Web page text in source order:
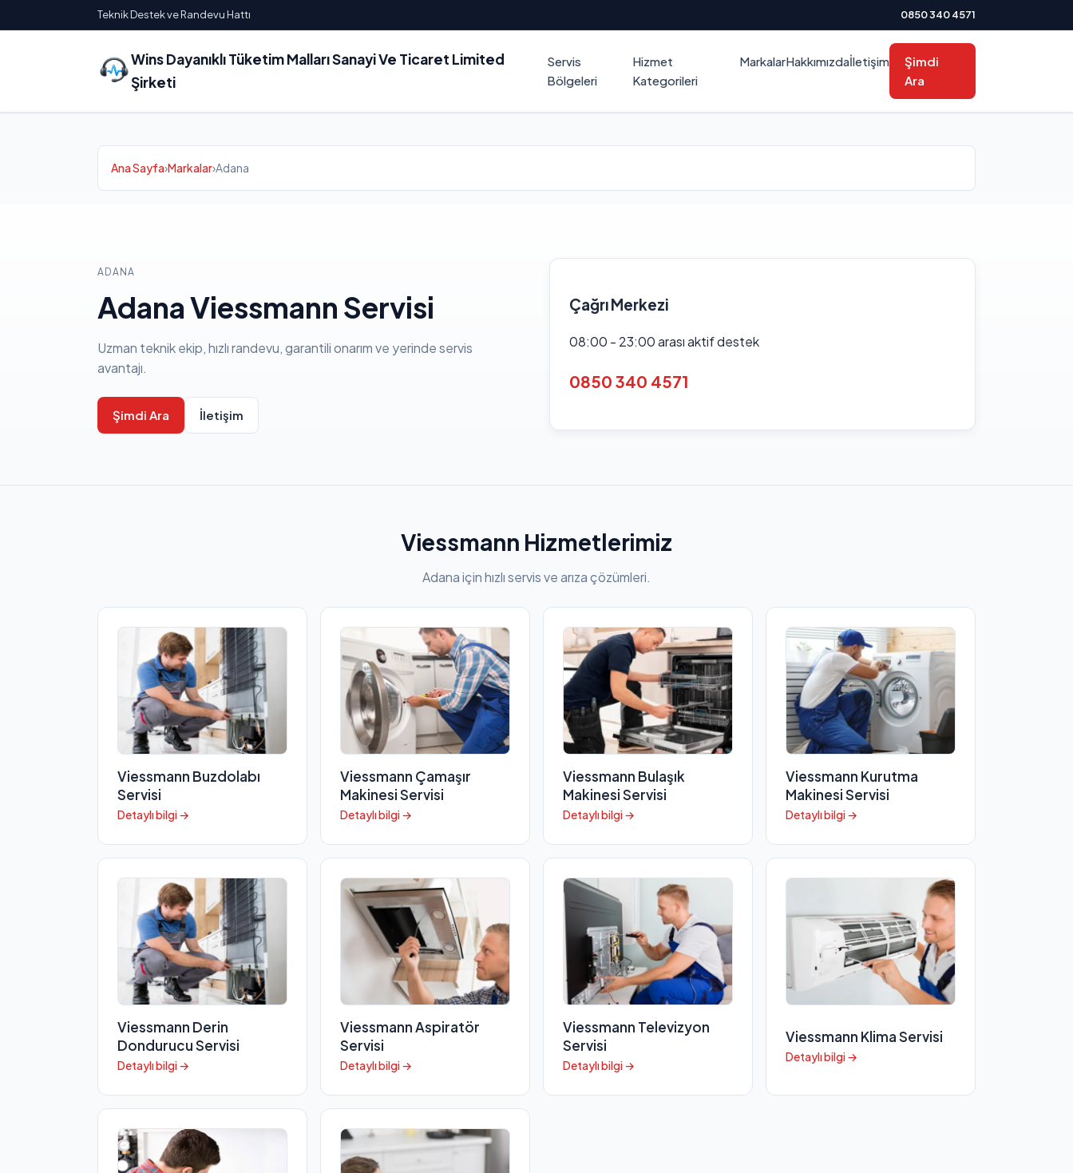
Teknik Destek ve Randevu Hattı 0850 340 4571
Wins Dayanıklı Tüketim Malları Sanayi Ve Ticaret Limited
Şirketi
Servis
Bölgeleri
Hizmet
Kategorileri
MarkalarHakkımızdaİletişim
Şimdi
Ara
Ana Sayfa›Markalar›Adana
ADANA
Adana Viessmann Servisi
Uzman teknik ekip, hızlı randevu, garantili onarım ve yerinde servis
avantajı.
Şimdi Ara İletişim
Çağrı Merkezi
08:00 - 23:00 arası aktif destek
0850 340 4571
Viessmann Hizmetlerimiz
Adana için hızlı servis ve arıza çözümleri.
Viessmann Buzdolabı
Servisi
Detaylı bilgi →
Viessmann Çamaşır
Makinesi Servisi
Detaylı bilgi →
Viessmann Bulaşık
Makinesi Servisi
Detaylı bilgi →
Viessmann Kurutma
Makinesi Servisi
Detaylı bilgi →
Viessmann Derin
Dondurucu Servisi
Detaylı bilgi →
Viessmann Aspiratör
Servisi
Detaylı bilgi →
Viessmann Televizyon
Servisi
Detaylı bilgi →
Viessmann Klima Servisi
Detaylı bilgi →